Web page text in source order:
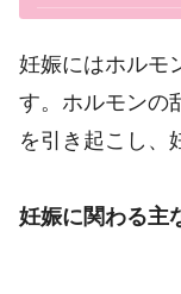
妊娠にはホルモ
す。ホルモンの
を引き起こし、
妊娠に関わる主